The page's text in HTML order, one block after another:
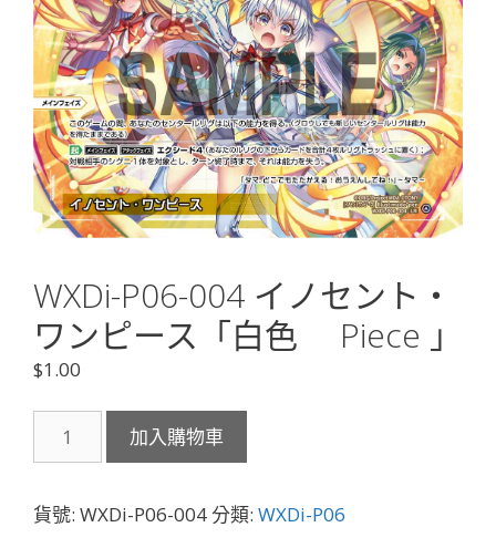
WXDi-P06-004 イノセント・
ワンピース「白色 Piece 」
$1.00
P06-
イ
加入購物車
貨號: WXDi-P06-004分類: WXDi-P06